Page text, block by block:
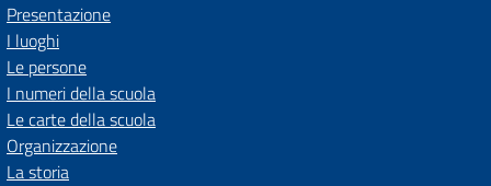
Presentazione
I luoghi
Le persone
I numeri della scuola
Le carte della scuola
Organizzazione
La storia